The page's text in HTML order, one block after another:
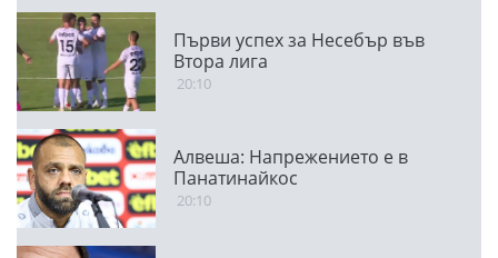
Първи успех за Несебър във
Втора лига
20:10
Алвеша: Напрежението е в
Панатинайкос
20:10